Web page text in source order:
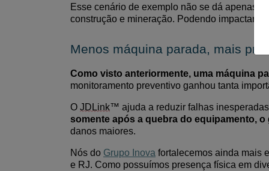
Esse cenário de exemplo não se dá apenas
construção e mineração. Podendo impactar
Menos máquina parada, mais
Como visto anteriormente, uma máquina
monitoramento preventivo ganhou tanta
O JDLink™ ajuda a reduzir falhas
somente após a quebra do equipamento,
danos maiores.
Nós do Grupo Inova fortalecemos ainda mais
e RJ. Como possuímos presença física em